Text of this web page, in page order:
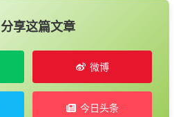
分享这篇文章
微博
今日头条